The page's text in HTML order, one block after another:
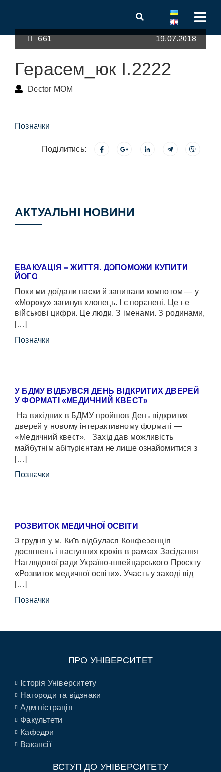
661 19.07.2018
Герасем_юк І.2222
Doctor MOM
Позначки
Поділитись:
АКТУАЛЬНІ НОВИНИ
ЕВАКУАЦІЯ = ЖИТТЯ. ДОПОМОЖИ КУПИТИ
ЙОГО
Поки ми доїдали паски й запивали компотом — у
«Мороку» загинув хлопець. І є поранені. Це не
військові цифри. Це люди. З іменами. З родинами,
[…]
Позначки
У БДМУ ВІДБУВСЯ ДЕНЬ ВІДКРИТИХ ДВЕРЕЙ
У ФОРМАТІ «МЕДИЧНИЙ КВЕСТ»
На вихідних в БДМУ пройшов День відкритих
дверей у новому інтерактивному форматі —
«Медичний квест». Захід дав можливість
майбутнім абітурієнтам не лише ознайомитися з
[…]
Позначки
РОЗВИТОК МЕДИЧНОЇ ОСВІТИ
3 грудня у м. Київ відбулася Конференція
досягнень і наступних кроків в рамках Засідання
Наглядової ради Україно-швейцарського Проєкту
«Розвиток медичної освіти». Участь у заході від
[…]
Позначки
ПРО УНІВЕРСИТЕТ
Історія Університету
Нагороди та відзнаки
Адміністрація
Факультети
Кафедри
Вакансії
ВСТУП ДО УНІВЕРСИТЕТУ